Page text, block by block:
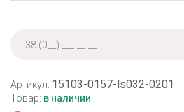
Артикул: 15103-0157-ls032-0201
Товар: в наличии